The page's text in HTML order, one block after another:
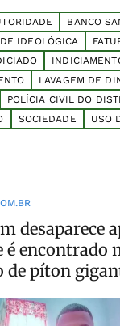
BANCO
IDEOLÓGICA
LAVAGEM DE
POLÍCIA CIVIL DO
SOCIEDADE USO